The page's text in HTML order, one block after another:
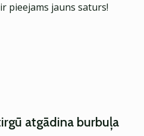
pieejams jauns saturs!
atgādina burbuļa